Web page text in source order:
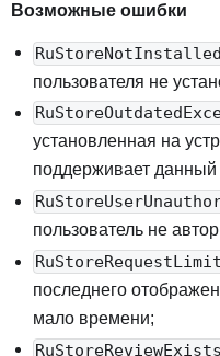
Возможные ошибки
пользователя не
установленная на
поддерживает данный
пользователь не
последнего
мало времени;
RuStoreReviewExists